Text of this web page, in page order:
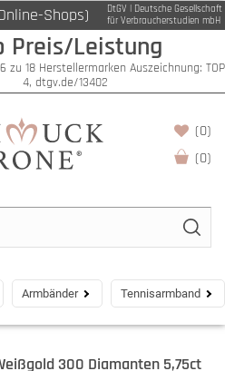
Shops)
DtGV | Deutsche Gesellschaft
für Verbraucherstudien mbH
Preis/Leistung
zu 18 Herstellermarken Auszeichnung: TOP
4, dtgv.de/13402
(0)
(0)
Armbänder Tennisarmband
300 Diamanten 5,75ct